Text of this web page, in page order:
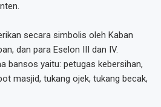
secara simbolis oleh Kaban
dan para Eselon III dan IV.
bansos yaitu: petugas kebersihan,
masjid, tukang ojek, tukang becak,